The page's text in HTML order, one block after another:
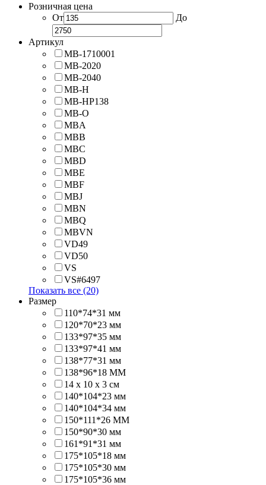
Розничная цена
От
До
Артикул
MB-1710001
MB-2020
MB-2040
MB-H
MB-HP138
MB-O
MBA
MBB
MBC
MBD
MBE
MBF
MBJ
MBN
MBQ
MBVN
VD49
VD50
VS
VS#6497
Показать все (20)
Размер
110*74*31 мм
120*70*23 мм
133*97*35 мм
133*97*41 мм
138*77*31 мм
138*96*18 MM
14 х 10 х 3 см
140*104*23 мм
140*104*34 мм
150*111*26 MM
150*90*30 мм
161*91*31 мм
175*105*18 мм
175*105*30 мм
175*105*36 мм